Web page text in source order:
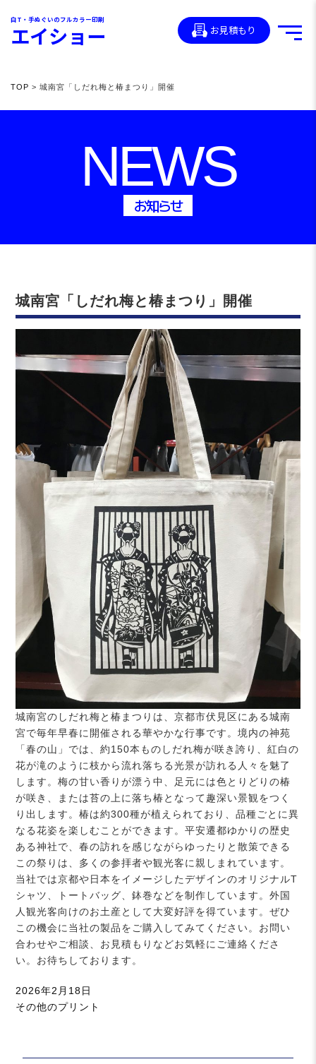
白T・手ぬぐいのフルカラー印刷
エイショー お見積もり
TOP > 城南宮「しだれ梅と椿まつり」開催
NEWS
お知らせ
城南宮「しだれ梅と椿まつり」開催
城南宮のしだれ梅と椿まつりは、京都市伏見区にある城南
宮で毎年早春に開催される華やかな行事です。境内の神苑
「春の山」では、約150本ものしだれ梅が咲き誇り、紅白の
花が滝のように枝から流れ落ちる光景が訪れる人々を魅了
します。梅の甘い香りが漂う中、足元には色とりどりの椿
が咲き、または苔の上に落ち椿となって趣深い景観をつく
り出します。椿は約300種が植えられており、品種ごとに異
なる花姿を楽しむことができます。平安遷都ゆかりの歴史
ある神社で、春の訪れを感じながらゆったりと散策できる
この祭りは、多くの参拝者や観光客に親しまれています。
当社では京都や日本をイメージしたデザインのオリジナルT
シャツ、トートバッグ、鉢巻などを制作しています。外国
人観光客向けのお土産として大変好評を得ています。ぜひ
この機会に当社の製品をご購入してみてください。お問い
合わせやご相談、お見積もりなどお気軽にご連絡くださ
い。お待ちしております。
投
稿
2026年2月18日
カ
その他のプリント